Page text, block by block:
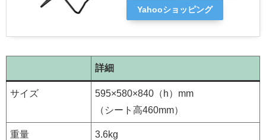
Yahooショッピング
詳細
サイズ
595×580×840（h）mm
（シート高460mm）
重量 3.6kg